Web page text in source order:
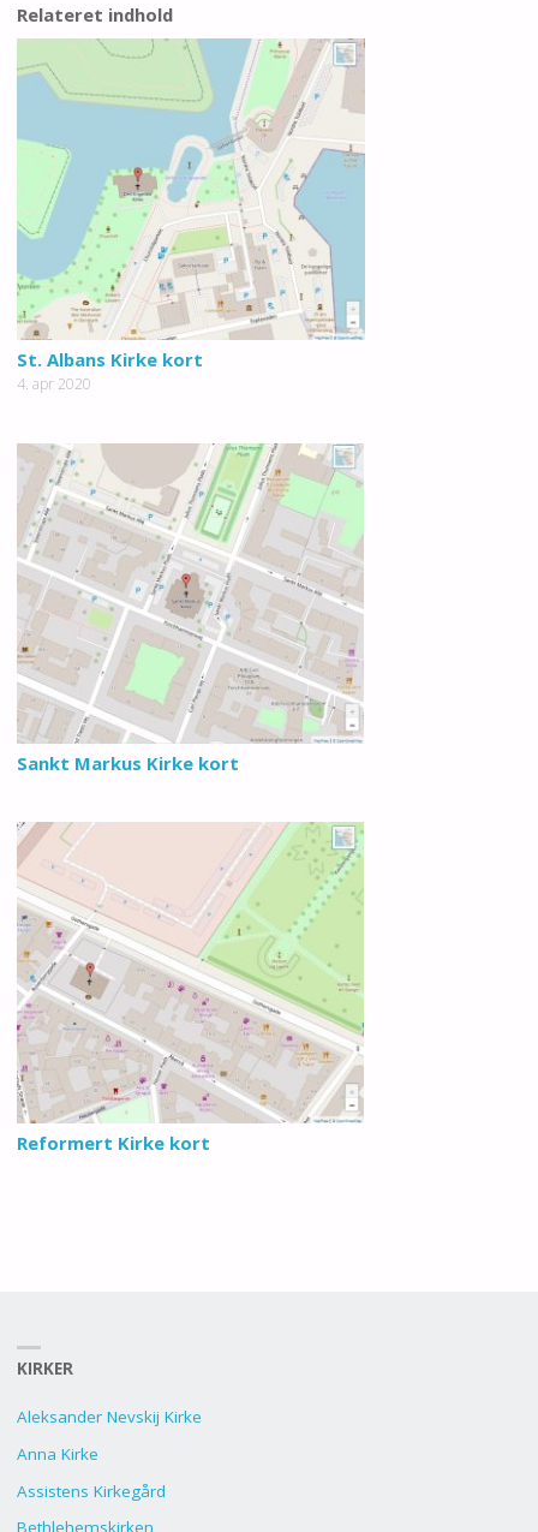
Relateret indhold
St. Albans Kirke kort
4. apr 2020
Sankt Markus Kirke kort
Reformert Kirke kort
KIRKER
Aleksander Nevskij Kirke
Anna Kirke
Assistens Kirkegård
Bethlehemskirken